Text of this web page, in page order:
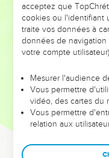
ET SI LEURS
leur foi ou leur vision.
et les saisons difficiles
sont
Dans cette conférence,
clés pour avancer
acceptez que
cookies ou l'identifiant
traite vos données à
données de navigation
votre compte
Mesurer l'audience
Vous permettre
vidéo, des cartes du
Vous permettre
relation aux